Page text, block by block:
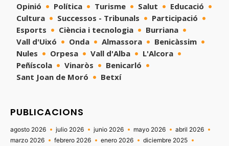
Opinió
Política Turisme Salut
Educació
Cultura
Successos - Tribunals
Participació
Esports
Ciència i tecnologia
Burriana
Vall d'Uixó
Onda Almassora
Benicàssim
Nules
Orpesa Vall d'Alba
L'Alcora
Peñíscola
Vinaròs
Benicarló
Sant Joan de Moró
Betxí
PUBLICACIONS
agosto 2026 julio 2026 junio 2026 mayo 2026
abril 2026
marzo 2026
febrero 2026 enero 2026
diciembre 2025